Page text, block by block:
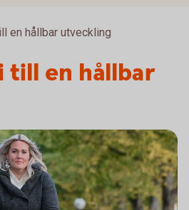
en hållbar utveckling
till en hållbar